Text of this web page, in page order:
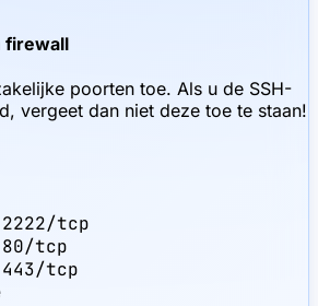
firewall
poorten toe. Als u de SSH-
vergeet dan niet deze toe te staan!
tcp
tcp
tcp